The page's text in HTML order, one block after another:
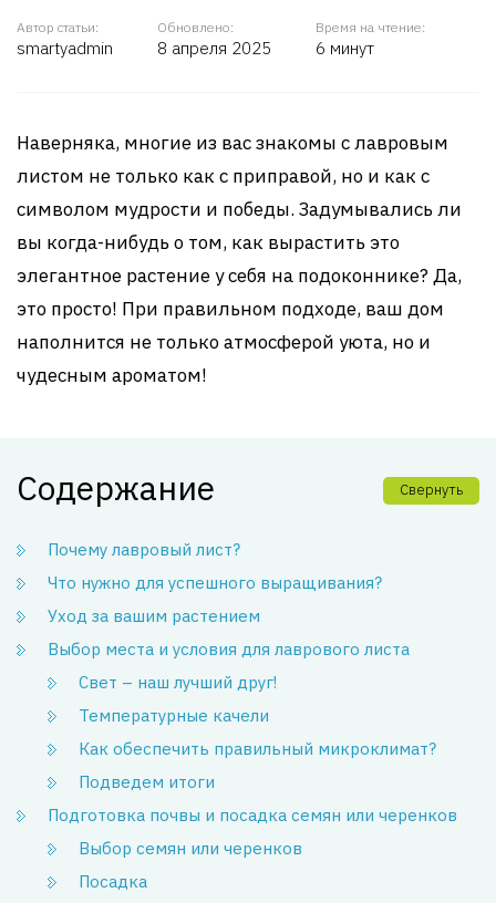
Автор статьи:
smartyadmin
Обновлено:
8 апреля 2025
Время на чтение:
6 минут
Наверняка, многие из вас знакомы с лавровым
листом не только как с приправой, но и как с
символом мудрости и победы. Задумывались ли
вы когда-нибудь о том, как вырастить это
элегантное растение у себя на подоконнике? Да,
это просто! При правильном подходе, ваш дом
наполнится не только атмосферой уюта, но и
чудесным ароматом!
Содержание Свернуть
Почему лавровый лист?
Что нужно для успешного выращивания?
Уход за вашим растением
Выбор места и условия для лаврового листа
Свет – наш лучший друг!
Температурные качели
Как обеспечить правильный микроклимат?
Подведем итоги
Подготовка почвы и посадка семян или черенков
Выбор семян или черенков
Посадка